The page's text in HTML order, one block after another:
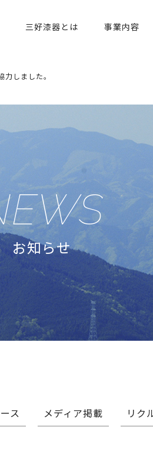
三好漆器とは 事業内容
しました。
お知らせ
ス メディア掲載 リク